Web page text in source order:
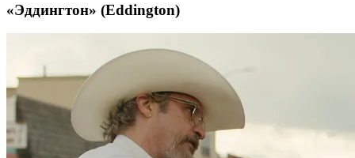
«Эддингтон» (Eddington)